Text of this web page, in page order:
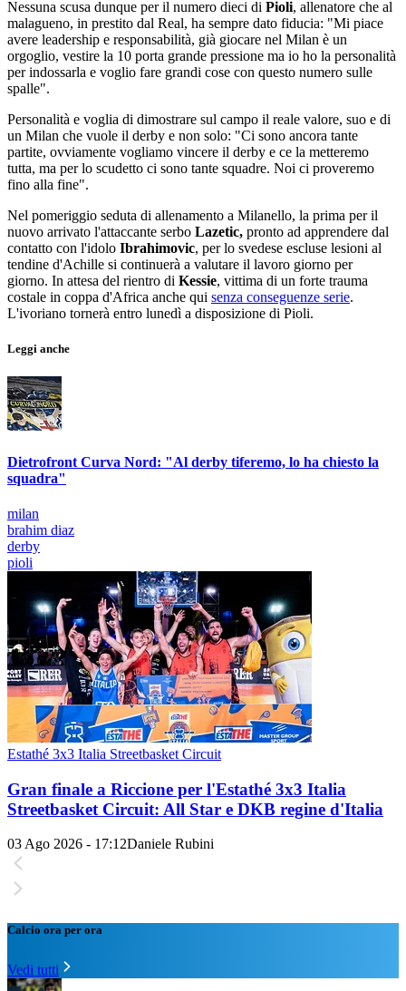
Nessuna scusa dunque per il numero dieci di Pioli, allenatore che al
malagueno, in prestito dal Real, ha sempre dato fiducia: "Mi piace
avere leadership e responsabilità, già giocare nel Milan è un
orgoglio, vestire la 10 porta grande pressione ma io ho la personalità
per indossarla e voglio fare grandi cose con questo numero sulle
spalle".
Personalità e voglia di dimostrare sul campo il reale valore, suo e di
un Milan che vuole il derby e non solo: "Ci sono ancora tante
partite, ovviamente vogliamo vincere il derby e ce la metteremo
tutta, ma per lo scudetto ci sono tante squadre. Noi ci proveremo
fino alla fine".
Nel pomeriggio seduta di allenamento a Milanello, la prima per il
nuovo arrivato l'attaccante serbo Lazetic, pronto ad apprendere dal
contatto con l'idolo Ibrahimovic, per lo svedese escluse lesioni al
tendine d'Achille si continuerà a valutare il lavoro giorno per
giorno. In attesa del rientro di Kessie, vittima di un forte trauma
costale in coppa d'Africa anche qui senza conseguenze serie.
L'ivoriano tornerà entro lunedì a disposizione di Pioli.
Leggi anche
Dietrofront Curva Nord: "Al derby tiferemo, lo ha chiesto la
squadra"
milan
brahim diaz
derby
pioli
Estathé 3x3 Italia Streetbasket Circuit
Gran finale a Riccione per l'Estathé 3x3 Italia
Streetbasket Circuit: All Star e DKB regine d'Italia
03 Ago 2026 - 17:12Daniele Rubini
Calcio ora per ora
Vedi tutti